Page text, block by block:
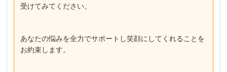
受けてみてください。
あなたの悩みを全力でサポートし笑顔にしてくれることを
お約束します。